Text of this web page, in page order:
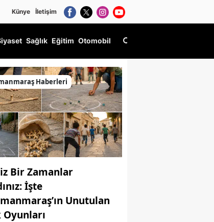
Künye İletişim
Sağlık Eğitim Otomobil
Haberleri
Bir Zamanlar
İşte
Unutulan
Oyunları